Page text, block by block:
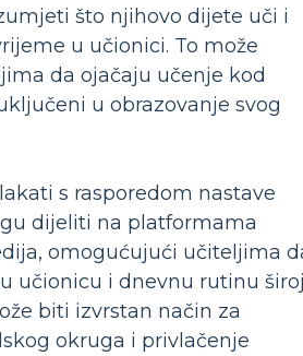
što njihovo dijete uči i
u učionici. To može
da ojačaju učenje kod
u obrazovanje svog
s rasporedom nastave
dijeliti na platformama
omogućujući učiteljima
učionicu i dnevnu rutinu
biti izvrstan način za
okruga i privlačenje